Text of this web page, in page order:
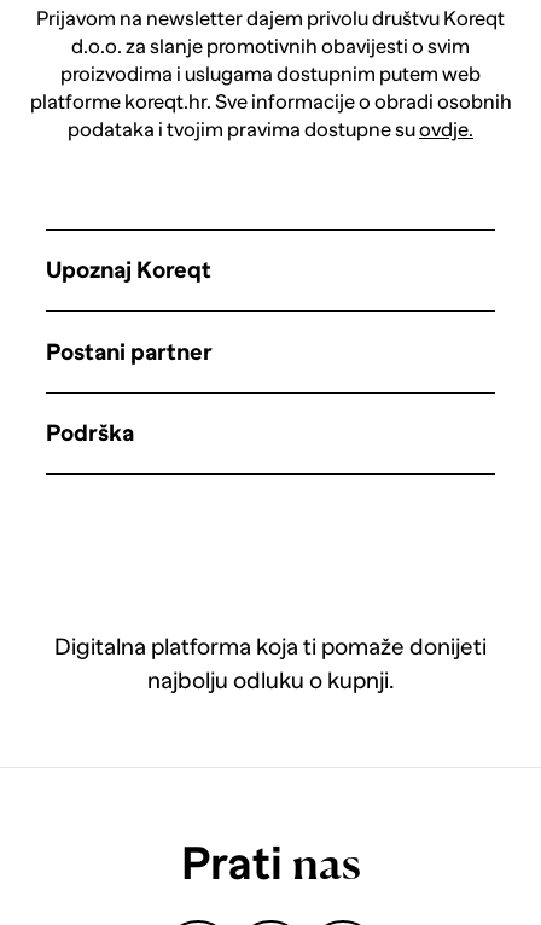
Prijavom na newsletter dajem privolu društvu Koreqt
d.o.o. za slanje promotivnih obavijesti o svim
proizvodima i uslugama dostupnim putem web
platforme koreqt.hr. Sve informacije o obradi osobnih
podataka i tvojim pravima dostupne suovdje.
Digitalna platforma koja ti pomaže donijeti
najbolju odluku o kupnji.
Upoznaj Koreqt
Postani partner
Podrška
Prati nas